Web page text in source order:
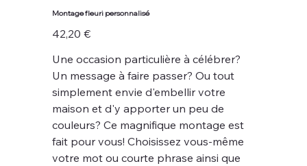
Montage fleuri personnalisé
Prix
42,20 €
Une occasion particulière à célébrer?
Un message à faire passer? Ou tout
simplement envie d'embellir votre
maison et d'y apporter un peu de
couleurs? Ce magnifique montage est
fait pour vous! Choisissez vous-même
votre mot ou courte phrase ainsi que